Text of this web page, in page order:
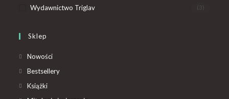
Wydawnictwo Triglav (3)
Sklep
Nowości
Bestsellery
Książki